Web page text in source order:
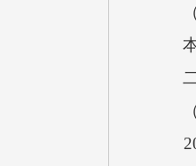
（
本
二
（